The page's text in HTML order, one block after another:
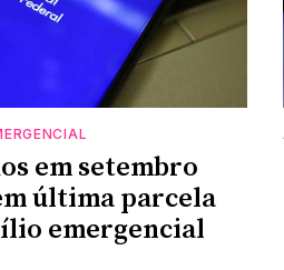
em setembro
última parcela
emergencial